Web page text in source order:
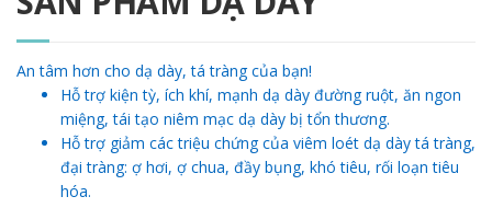
An tâm hơn cho dạ dày, tá tràng của bạn!
Hỗ trợ kiện tỳ, ích khí, mạnh dạ dày đường ruột, ăn ngon
miệng, tái tạo niêm mạc dạ dày bị tổn thương.
Hỗ trợ giảm các triệu chứng của viêm loét dạ dày tá tràng,
đại tràng: ợ hơi, ợ chua, đầy bụng, khó tiêu, rối loạn tiêu
hóa.